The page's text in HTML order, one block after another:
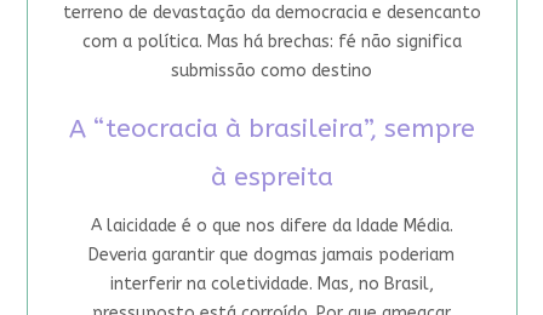
terreno de devastação da democracia e desencanto
com a política. Mas há brechas: fé não significa
submissão como destino
A “teocracia à brasileira”, sempre
à espreita
A laicidade é o que nos difere da Idade Média.
Deveria garantir que dogmas jamais poderiam
interferir na coletividade. Mas, no Brasil,